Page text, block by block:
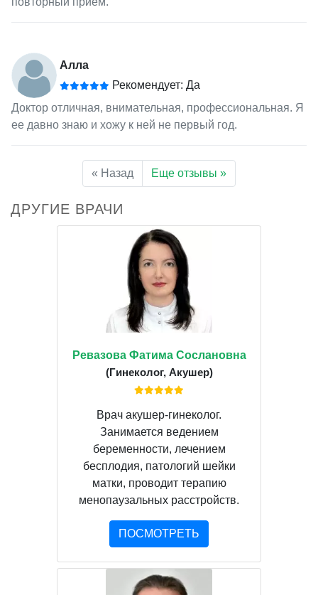
Алла
Рекомендует: Да
Доктор отличная, внимательная, профессиональная. Я
ее давно знаю и хожу к ней не первый год.
« Назад Еще отзывы »
ДРУГИЕ ВРАЧИ
Ревазова Фатима Сослановна
(Гинеколог, Акушер)
Врач акушер-гинеколог.
Занимается ведением
беременности, лечением
бесплодия, патологий шейки
матки, проводит терапию
менопаузальных расстройств.
ПОСМОТРЕТЬ